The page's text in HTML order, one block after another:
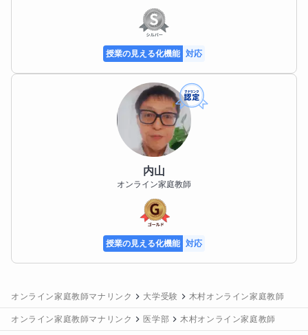
授業の見える化機能 対応
内山
オンライン家庭教師
授業の見える化機能 対応
オンライン家庭教師マナリンク 大学受験 木村オンライン家庭教師
オンライン家庭教師マナリンク 医学部 木村オンライン家庭教師